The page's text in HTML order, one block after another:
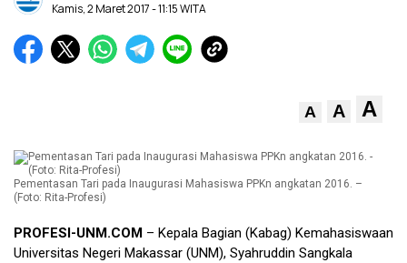
Kamis, 2 Maret 2017- 11:15 WITA
A A A
Pementasan Tari pada Inaugurasi Mahasiswa PPKn angkatan 2016. –
(Foto: Rita-Profesi)
PROFESI-UNM.COM – Kepala Bagian (Kabag) Kemahasiswaan
Universitas Negeri Makassar (UNM), Syahruddin Sangkala